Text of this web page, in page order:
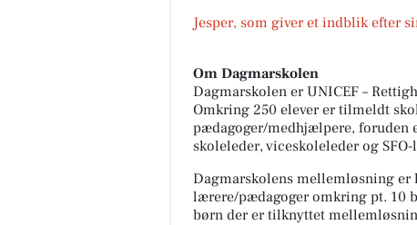
Jesper, som giver et indblik efter
Om Dagmarskolen
Dagmarskolen er UNICEF –
Omkring 250 elever er tilmeldt
pædagoger/medhjælpere, foruden
skoleleder, viceskoleleder og SFO-
Dagmarskolens mellemløsning er
lærere/pædagoger omkring pt. 10
børn der er tilknyttet